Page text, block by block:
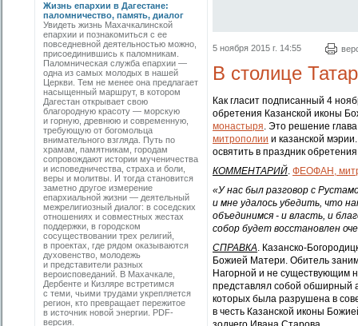
Жизнь епархии в Дагестане:
паломничество, память, диалог
Увидеть жизнь Махачкалинской
епархии и познакомиться с ее
повседневной деятельностью можно,
присоединившись к паломникам.
Паломническая служба епархии —
одна из самых молодых в нашей
Церкви. Тем не менее она предлагает
насыщенный маршрут, в котором
Дагестан открывает свою
благородную красоту — морскую
и горную, древнюю и современную,
требующую от богомольца
внимательного взгляда. Путь по
храмам, памятникам, городам
сопровождают истории мученичества
и исповедничества, страха и боли,
веры и молитвы. И тогда становится
заметно другое измерение
епархиальной жизни — деятельный
межрелигиозный диалог: в соседских
отношениях и совместных жестах
поддержки, в городском
сосуществовании трех религий,
в проектах, где рядом оказываются
духовенство, молодежь
и представители разных
вероисповеданий. В Махачкале,
Дербенте и Кизляре встретимся
с теми, чьими трудами укрепляется
регион, кто превращает пережитое
в источник новой энергии. PDF-
версия.
5 ноября 2015 г. 14:55
В столице
Как гласит подписанный 4
обретения Казанской иконы
монастыря. Это решение
митрополии и казанской
освятить в праздник
КОММЕНТАРИЙ. ФЕОФАН,
«У нас был разговор с
и мне удалось убедить, что
объединимся - и власть, и
собор будет восстановлен
СПРАВКА. Казанско-
Божией Матери. Обитель
Нагорной и не существующим
представлял собой обширный
которых была разрушена в
в честь Казанской иконы